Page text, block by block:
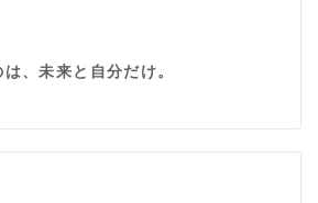
、未来と自分だけ。